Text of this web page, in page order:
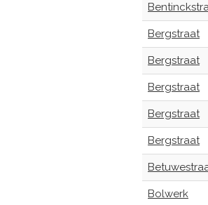
Bergstraat
Bergstraat
Bergstraat
Bergstraat
Bergstraat
Bolwerk